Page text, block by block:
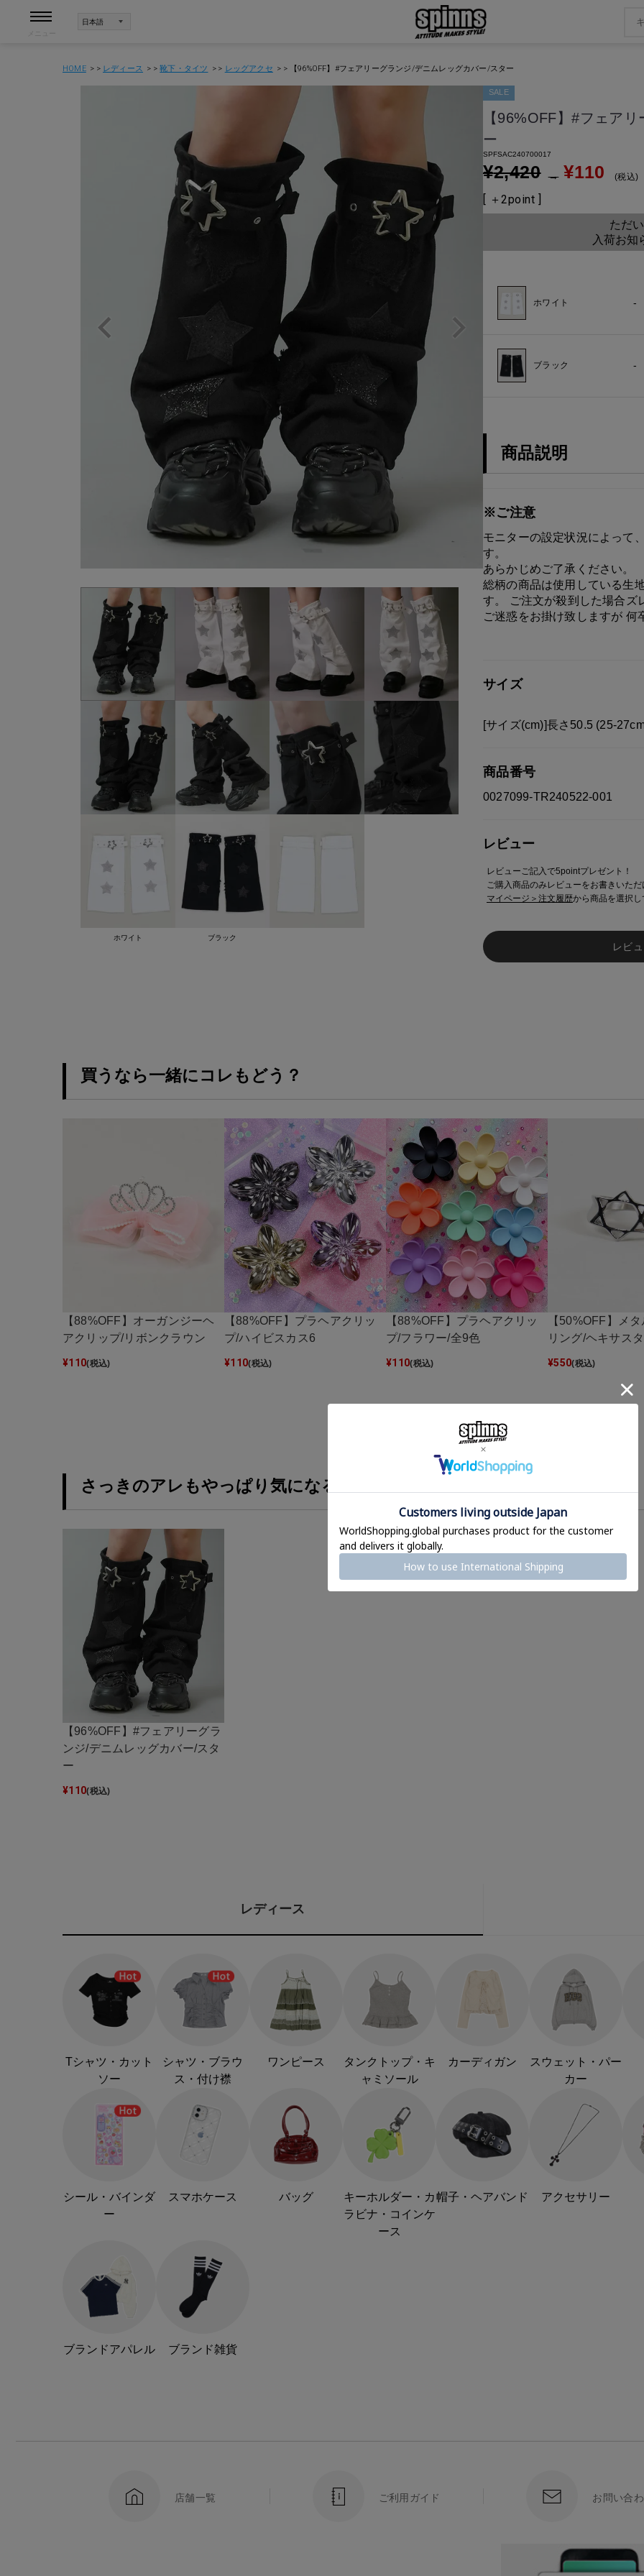
HOME レディース 靴下・タイツ レッグアクセ 【96%OFF】#フェアリーグランジ/デニムレッグカバー/スター
SALE
【96%OFF】#フェア
ー
SPFSAC240700017
¥2,420 → ¥110 税込
[ ＋ 2point ]
ただ
入荷お知
ホワイト -
ブラック -
商品説明
※ご注意
モニターの設定状況によって
す。
あらかじめご了承ください。
総柄の商品は使用している生
す。 ご注文が殺到した場合ズ
ご迷惑をお掛け致しますが 何
サイズ
[サイズ(cm)]長さ50.5 (25-
商品番号
0027099-TR240522-001
レビュー
レビューご記入で5pointプレゼント！
ご購入商品のみレビューをお書きいた
マイページ＞注文履歴から商品を選択
レビ
ホワイト ブラック
買うなら一緒にコレもどう？
【88%OFF】オーガンジーヘ
アクリップ/リボンクラウン
¥110(税込)
【88%OFF】プラヘアクリッ
プ/ハイビスカス6
¥110(税込)
【88%OFF】プラヘアクリッ
プ/フラワー/全9色
¥110(税込)
【50%OFF】メ
リング/ヘキサス
¥550(税込)
さっきのアレもやっぱり気になる？
【96%OFF】#フェアリーグラ
ンジ/デニムレッグカバー/スタ
ー
¥110(税込)
レディース
Tシャツ・カット
ソー
シャツ・ブラウ
ス・付け襟
ワンピース
タンクトップ・キ
ャミソール
カーディガン
スウェット・パー
カー
シール・バインダ
ー
スマホケース バッグ
キーホルダー・カ
ラビナ・コインケ
ース
帽子・ヘアバンド アクセサリー
ブランドアパレル ブランド雑貨
店舗一覧 ご利用ガイド お問い合